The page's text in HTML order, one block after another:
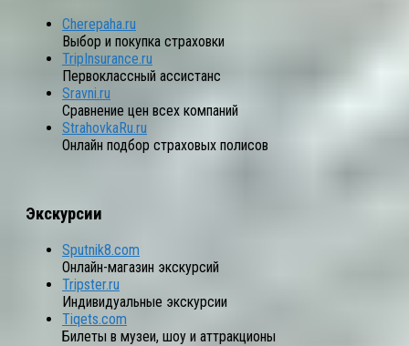
Cherepaha.ru
Выбор и покупка страховки
TripInsurance.ru
Первоклассный ассистанс
Sravni.ru
Сравнение цен всех компаний
StrahovkaRu.ru
Онлайн подбор страховых полисов
Экскурсии
Sputnik8.com
Онлайн-магазин экскурсий
Tripster.ru
Индивидуальные экскурсии
Tiqets.com
Билеты в музеи, шоу и аттракционы